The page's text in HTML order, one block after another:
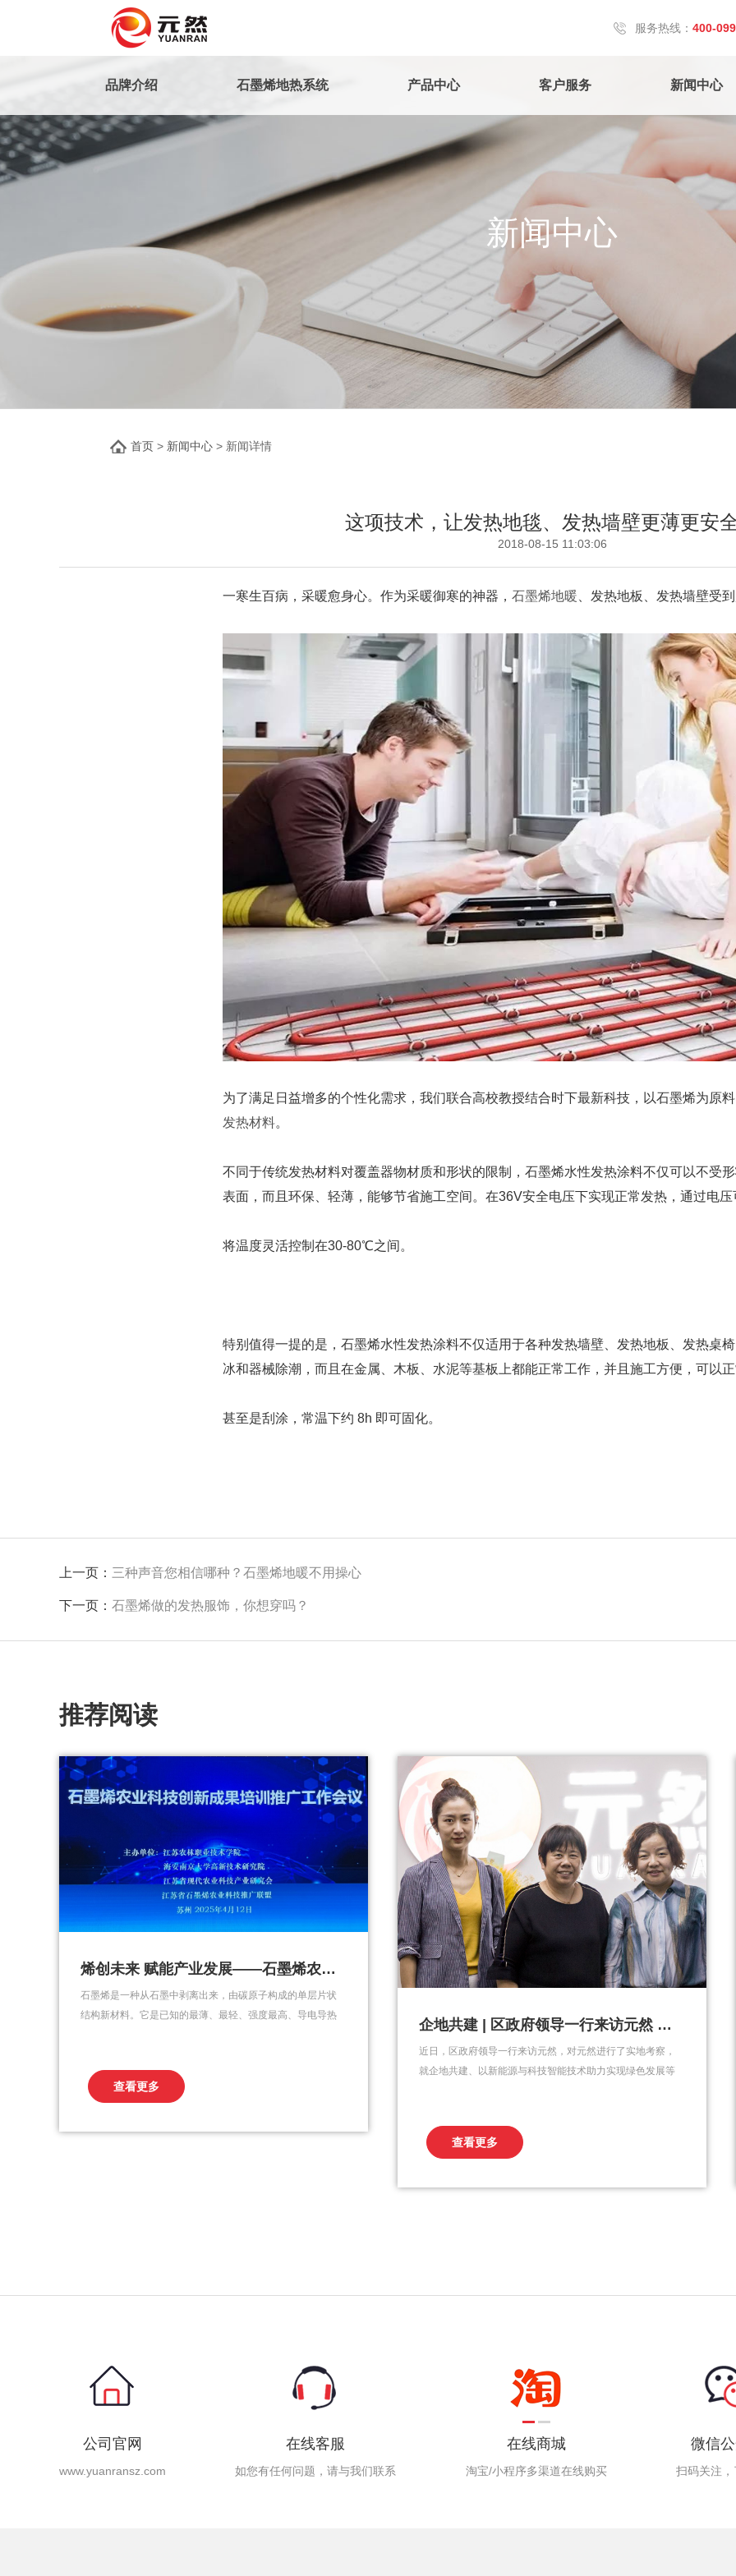
服务热线： 400-
品牌介绍 石墨烯地热系统 产品中心 客户服务 新闻中心
新闻中心
首页 > 新闻中心 > 新闻详情
这项技术，让发热地毯、发热墙壁更薄更安
2018-08-15 11:03:06
一寒生百病，采暖愈身心。作为采暖御寒的神器， 石墨烯地暖 、发热地板、发热墙壁受
为了满足日益增多的个性化需求，我们联合高校教授结合时下最新科技，以石墨烯为原
发热材料。
不同于传统发热材料对覆盖器物材质和形状的限制，石墨烯水性发热涂料不仅可以不受
表面，而且环保、轻薄，能够节省施工空间。在36V安全电压下实现正常发热，通过电压
将温度灵活控制在30-80℃之间。
特别值得一提的是，石墨烯水性发热涂料不仅适用于各种发热墙壁、发热地板、发热桌
冰和器械除潮，而且在金属、木板、水泥等基板上都能正常工作，并且施工方便，可以
甚至是刮涂，常温下约 8h 即可固化。
上一页： 三种声音您相信哪种？石墨烯地暖不用操心
下一页： 石墨烯做的发热服饰，你想穿吗？
推荐阅读
烯创未来 赋能产业发展——石墨烯农业科技创新成果培训推广工作会议在苏举办
石墨烯是一种从石墨中剥离出来，由碳原子构成的单层片状
结构新材料。它是已知的最薄、最轻、强度最高、导电导热
林职业技术学院、海安南京大学高新技术研究院、江苏省现
代农业科技产业研究会、江苏省石墨烯农业科技推广联盟...
查看更多
企地共建 | 区政府领导一行来访元然 共话绿色发展
近日，区政府领导一行来访元然，对元然进行了实地考察，
就企地共建、以新能源与科技智能技术助力实现绿色发展等
问题的工作作风表示钦佩，并感谢区政府对元然的重视。区
政府领导一行参观了元然科技展厅，并体验了相关石墨烯智
查看更多
公司官网
www.yuanransz.com
在线客服
如您有任何问题，请与我们联系
在线商城
淘宝/小程序多渠道在线购买
微信
扫码关注